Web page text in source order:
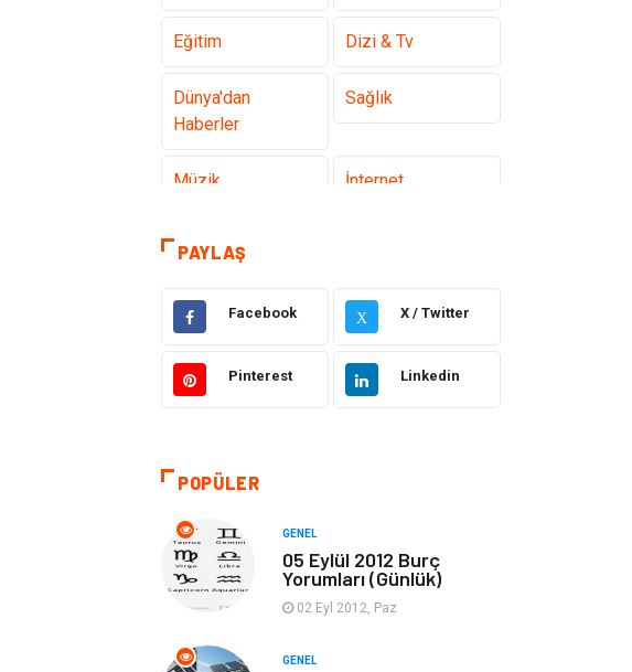
Eğitim Dizi & Tv
Dünya'dan
Haberler
Sağlık
Müzik İnternet
Ülkemizden
Haberler
Teknoloji Kültür ve Sanat
Akıllı Telefon Yaşam
Ekonomi
Elektrik Elektronik
Tanıtıcı Reklam Alışveriş
Hukuk
PAYLAŞ
Facebook X X / Twitter
Pinterest Linkedin
POPÜLER
GENEL
05 Eylül 2012 Burç
Yorumları (Günlük)
02 Eyl 2012, Paz
GENEL